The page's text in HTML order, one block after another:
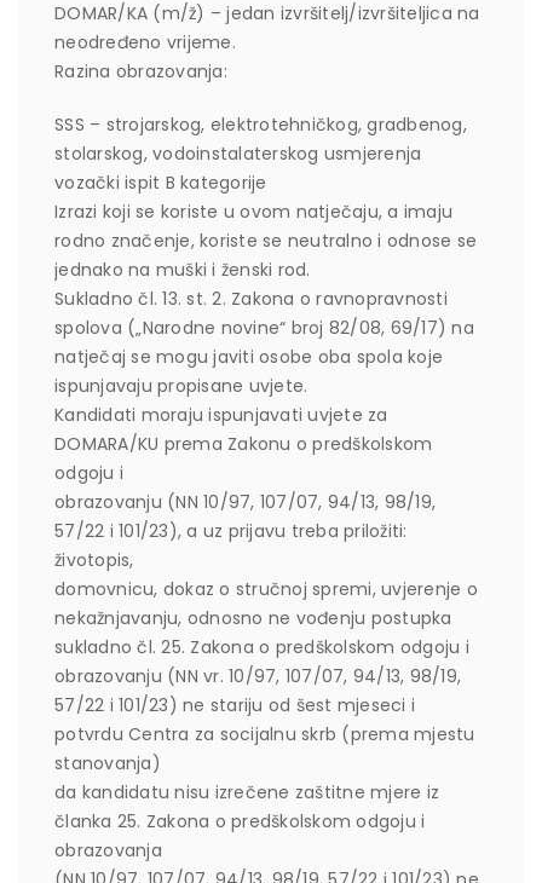
DOMAR/KA (m/ž) – jedan izvršitelj/izvršiteljica na
neodređeno vrijeme.
Razina obrazovanja:
SSS – strojarskog, elektrotehničkog, gradbenog,
stolarskog, vodoinstalaterskog usmjerenja
vozački ispit B kategorije
Izrazi koji se koriste u ovom natječaju, a imaju
rodno značenje, koriste se neutralno i odnose se
jednako na muški i ženski rod.
Sukladno čl. 13. st. 2. Zakona o ravnopravnosti
spolova („Narodne novine“ broj 82/08, 69/17) na
natječaj se mogu javiti osobe oba spola koje
ispunjavaju propisane uvjete.
Kandidati moraju ispunjavati uvjete za
DOMARA/KU prema Zakonu o predškolskom
odgoju i
obrazovanju (NN 10/97, 107/07, 94/13, 98/19,
57/22 i 101/23), a uz prijavu treba priložiti:
životopis,
domovnicu, dokaz o stručnoj spremi, uvjerenje o
nekažnjavanju, odnosno ne vođenju postupka
sukladno čl. 25. Zakona o predškolskom odgoju i
obrazovanju (NN vr. 10/97, 107/07, 94/13, 98/19,
57/22 i 101/23) ne stariju od šest mjeseci i
potvrdu Centra za socijalnu skrb (prema mjestu
stanovanja)
da kandidatu nisu izrečene zaštitne mjere iz
članka 25. Zakona o predškolskom odgoju i
obrazovanja